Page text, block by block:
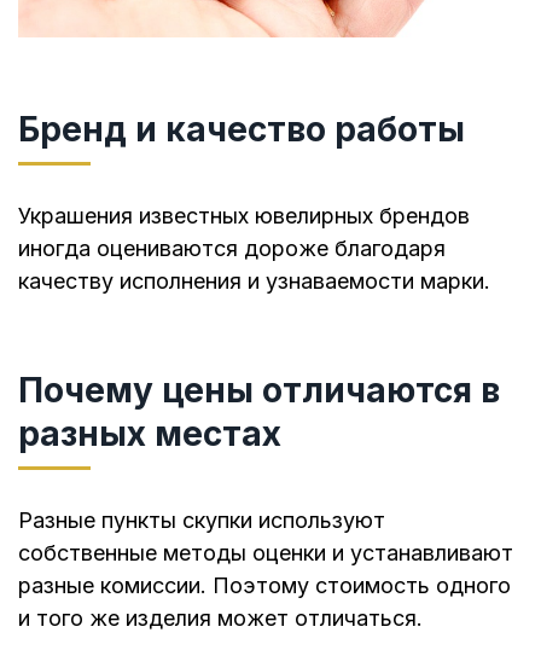
Бренд и качество работы
Украшения известных ювелирных брендов
иногда оцениваются дороже благодаря
качеству исполнения и узнаваемости марки.
Почему цены отличаются в
разных местах
Разные пункты скупки используют
собственные методы оценки и устанавливают
разные комиссии. Поэтому стоимость одного
и того же изделия может отличаться.